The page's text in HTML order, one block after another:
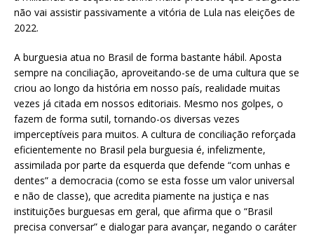
não vai assistir passivamente a vitória de Lula nas eleições de
2022.
A burguesia atua no Brasil de forma bastante hábil. Aposta
sempre na conciliação, aproveitando-se de uma cultura que se
criou ao longo da história em nosso país, realidade muitas
vezes já citada em nossos editoriais. Mesmo nos golpes, o
fazem de forma sutil, tornando-os diversas vezes
imperceptíveis para muitos. A cultura de conciliação reforçada
eficientemente no Brasil pela burguesia é, infelizmente,
assimilada por parte da esquerda que defende “com unhas e
dentes” a democracia (como se esta fosse um valor universal
e não de classe), que acredita piamente na justiça e nas
instituições burguesas em geral, que afirma que o “Brasil
precisa conversar” e dialogar para avançar, negando o caráter